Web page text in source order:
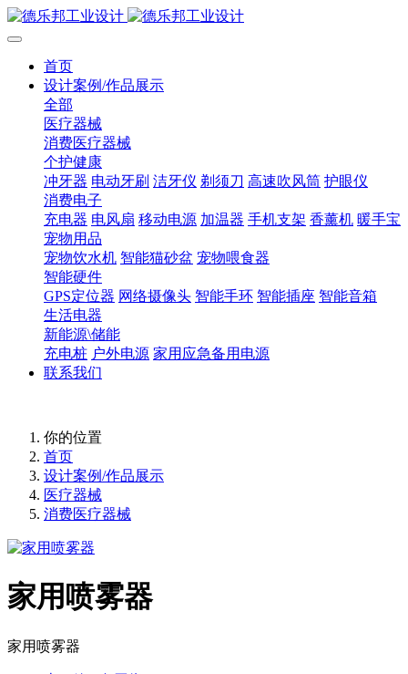
首页
设计案例/作品展示
全部
医疗器械
消费医疗器械
个护健康
冲牙器 电动牙刷 洁牙仪 剃须刀 高速吹风筒 护眼仪
消费电子
充电器 电风扇 移动电源 加温器 手机支架 香薰机 暖手宝
宠物用品
宠物饮水机 智能猫砂盆 宠物喂食器
智能硬件
GPS定位器 网络摄像头 智能手环 智能插座 智能音箱
生活电器
新能源\储能
充电桩 户外电源 家用应急备用电源
联系我们
你的位置
首页
设计案例/作品展示
医疗器械
消费医疗器械
家用喷雾器
家用喷雾器